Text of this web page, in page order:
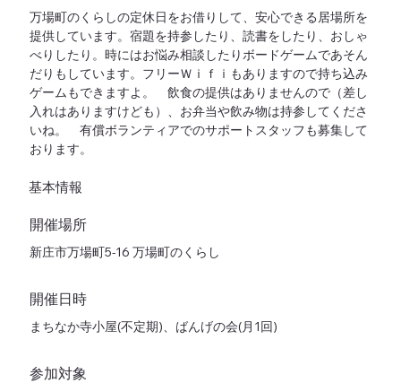
万場町のくらしの定休日をお借りして、安心できる居場所を
提供しています。宿題を持参したり、読書をしたり、おしゃ
べりしたり。時にはお悩み相談したりボードゲームであそん
だりもしています。フリーＷｉｆｉもありますので持ち込み
ゲームもできますよ。 飲食の提供はありませんので（差し
入れはありますけども）、お弁当や飲み物は持参してくださ
いね。 有償ボランティアでのサポートスタッフも募集して
おります。
基本情報
開催場所
新庄市万場町5-16 万場町のくらし
開催日時
まちなか寺小屋(不定期)、ばんげの会(月1回)
参加対象